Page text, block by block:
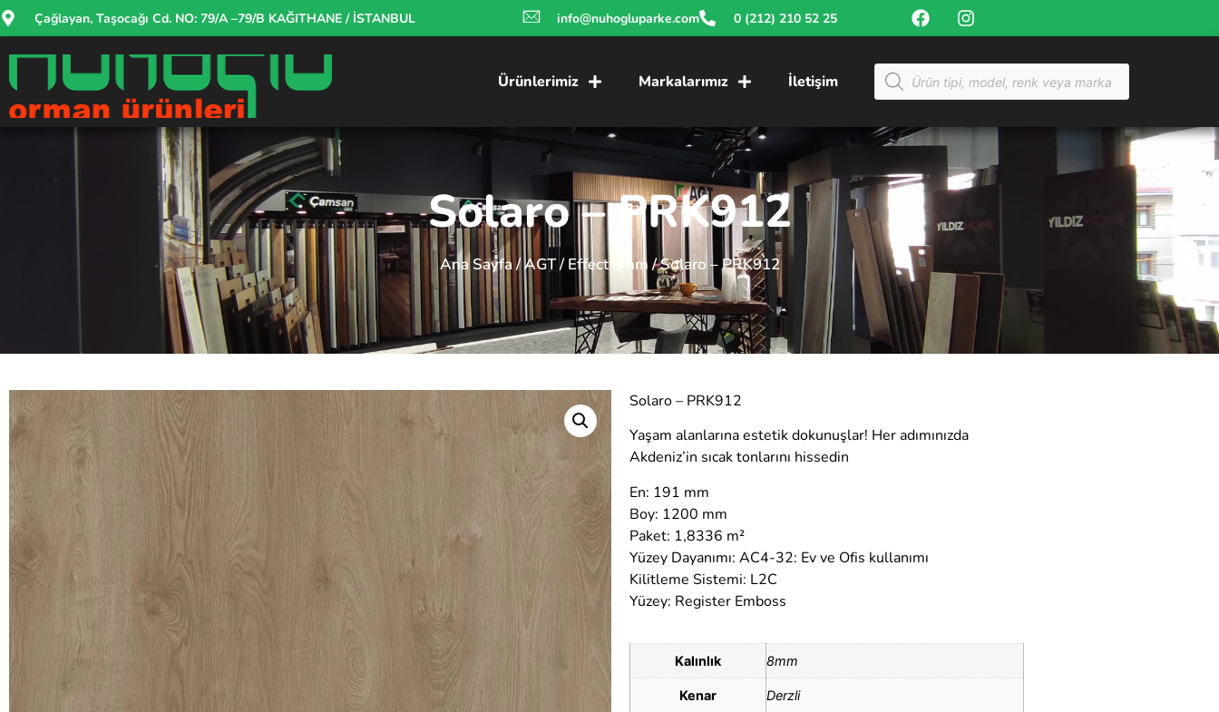
Çağlayan, Taşocağı Cd. NO: 79/A –79/B KAĞITHANE / İSTANBUL info@nuhogluparke.com 0 (212) 210 52 25
Ürünlerimiz Markalarımız İletişim
Solaro – PRK912
Ana Sayfa/AGT/ Effect 8mm/ Solaro – PRK912
Solaro – PRK912
Yaşam alanlarına estetik dokunuşlar! Her adımınızda
Akdeniz’in sıcak tonlarını hissedin
En: 191 mm
Boy: 1200 mm
Paket: 1,8336 m²
Yüzey Dayanımı: AC4-32: Ev ve Ofis kullanımı
Kilitleme Sistemi: L2C
Yüzey: Register Emboss
Kalınlık 8mm
Kenar Derzli